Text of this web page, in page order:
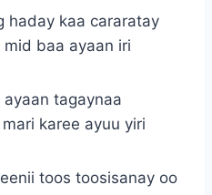
haday kaa cararatay
baa ayaan iri
tagaynaa
karee ayuu yiri
toos toosisanay oo